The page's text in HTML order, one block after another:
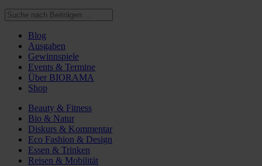
Blog
Ausgaben
Gewinnspiele
Events & Termine
Über BIORAMA
Shop
Beauty & Fitness
Bio & Natur
Diskurs & Kommentar
Eco Fashion & Design
Essen & Trinken
Reisen & Mobilität